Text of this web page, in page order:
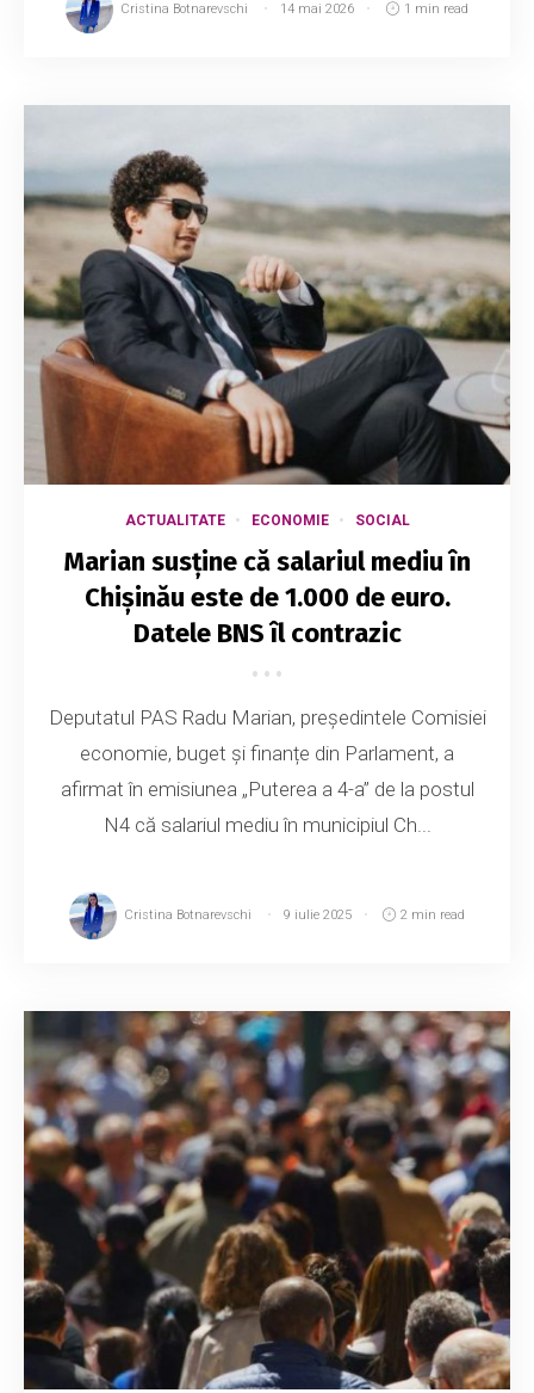
Cristina Botnarevschi 14 mai 2026 1 min read
ACTUALITATE ECONOMIE SOCIAL
Marian susține că salariul mediu în
Chișinău este de 1.000 de euro.
Datele BNS îl contrazic
Deputatul PAS Radu Marian, președintele Comisiei
economie, buget și finanțe din Parlament, a
afirmat în emisiunea „Puterea a 4-a” de la postul
N4 că salariul mediu în municipiul Ch...
Cristina Botnarevschi 9 iulie 2025 2 min read